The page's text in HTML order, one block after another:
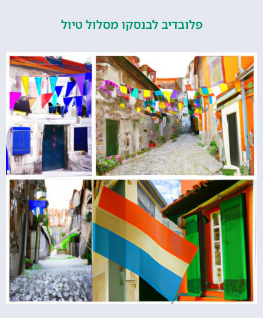
פלובדיב לבנסקו מסלול טיול